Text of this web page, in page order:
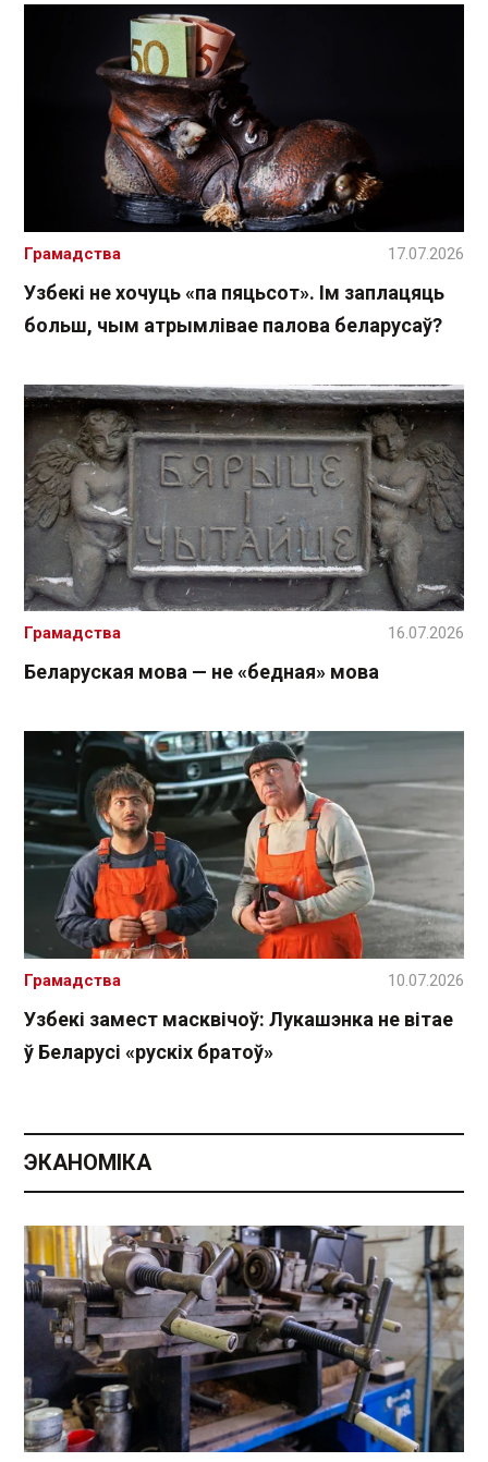
Узбекі не хочуць «па пяцьсот». Ім заплацяць
больш, чым атрымлівае палова беларусаў?
Грамадства 17.07.2026
Беларуская мова — не «бедная» мова
Грамадства 16.07.2026
Узбекі замест масквічоў: Лукашэнка не вітае
ў Беларусі «рускіх братоў»
Грамадства 10.07.2026
ЭКАНОМІКА